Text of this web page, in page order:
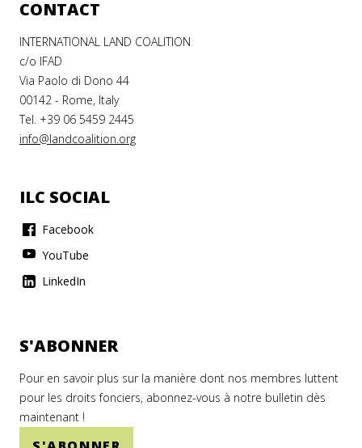
CONTACT
INTERNATIONAL LAND COALITION
c/o IFAD
Via Paolo di Dono 44
00142 - Rome, Italy
Tel. +39 06 5459 2445
info@landcoalition.org
ILC SOCIAL
Facebook
YouTube
LinkedIn
S'ABONNER
Pour en savoir plus sur la manière dont nos membres luttent
pour les droits fonciers, abonnez-vous à notre bulletin dès
maintenant !